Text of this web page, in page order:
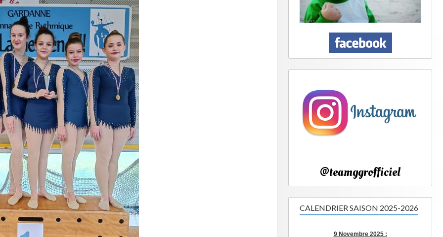
@teamggrofficiel
CALENDRIER SAISON 2025-2026
9 Novembre 2025 :